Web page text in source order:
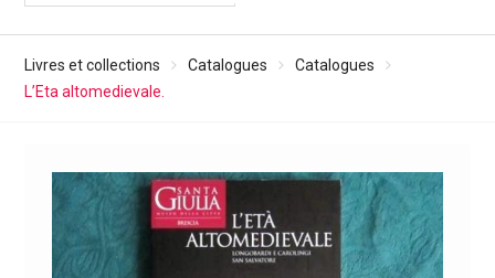
Livres et collections Catalogues
Catalogues
L’Eta altomedievale.